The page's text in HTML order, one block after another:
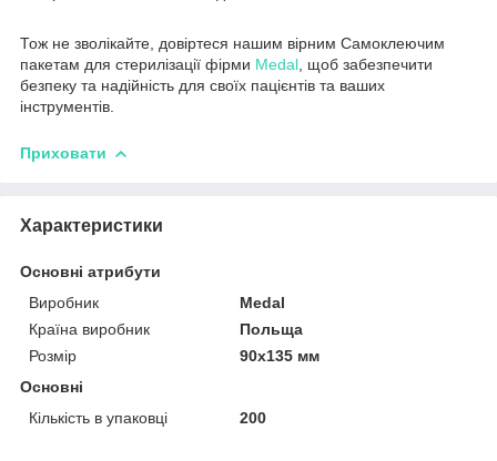
Тож не зволікайте, довіртеся нашим вірним Самоклеючим
пакетам для стерилізації фірми Medal , щоб забезпечити
безпеку та надійність для своїх пацієнтів та ваших
інструментів.
Приховати
Характеристики
Основні атрибути
Виробник
Medal
Країна виробник
Польща
Розмір
90х135 мм
Основні
Кількість в упаковці
200